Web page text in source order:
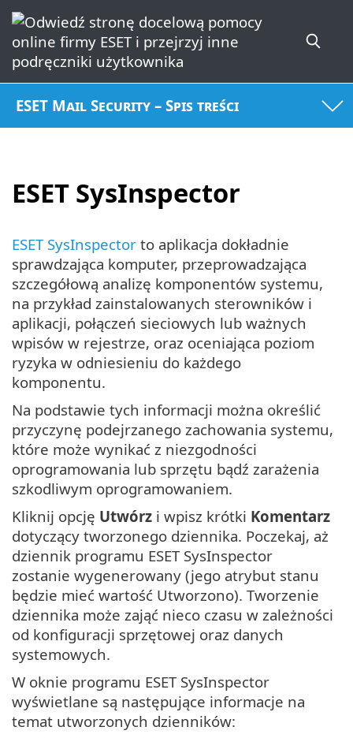
ESET Mail Security – Spis treści
ESET SysInspector
ESET SysInspector to aplikacja dokładnie
sprawdzająca komputer, przeprowadzająca
szczegółową analizę komponentów systemu,
na przykład zainstalowanych sterowników i
aplikacji, połączeń sieciowych lub ważnych
wpisów w rejestrze, oraz oceniająca poziom
ryzyka w odniesieniu do każdego
komponentu.
Na podstawie tych informacji można określić
przyczynę podejrzanego zachowania systemu,
które może wynikać z niezgodności
oprogramowania lub sprzętu bądź zarażenia
szkodliwym oprogramowaniem.
Kliknij opcję Utwórz i wpisz krótki Komentarz
dotyczący tworzonego dziennika. Poczekaj, aż
dziennik programu ESET SysInspector
zostanie wygenerowany (jego atrybut stanu
będzie mieć wartość Utworzono). Tworzenie
dziennika może zająć nieco czasu w zależności
od konfiguracji sprzętowej oraz danych
systemowych.
W oknie programu ESET SysInspector
wyświetlane są następujące informacje na
temat utworzonych dzienników: